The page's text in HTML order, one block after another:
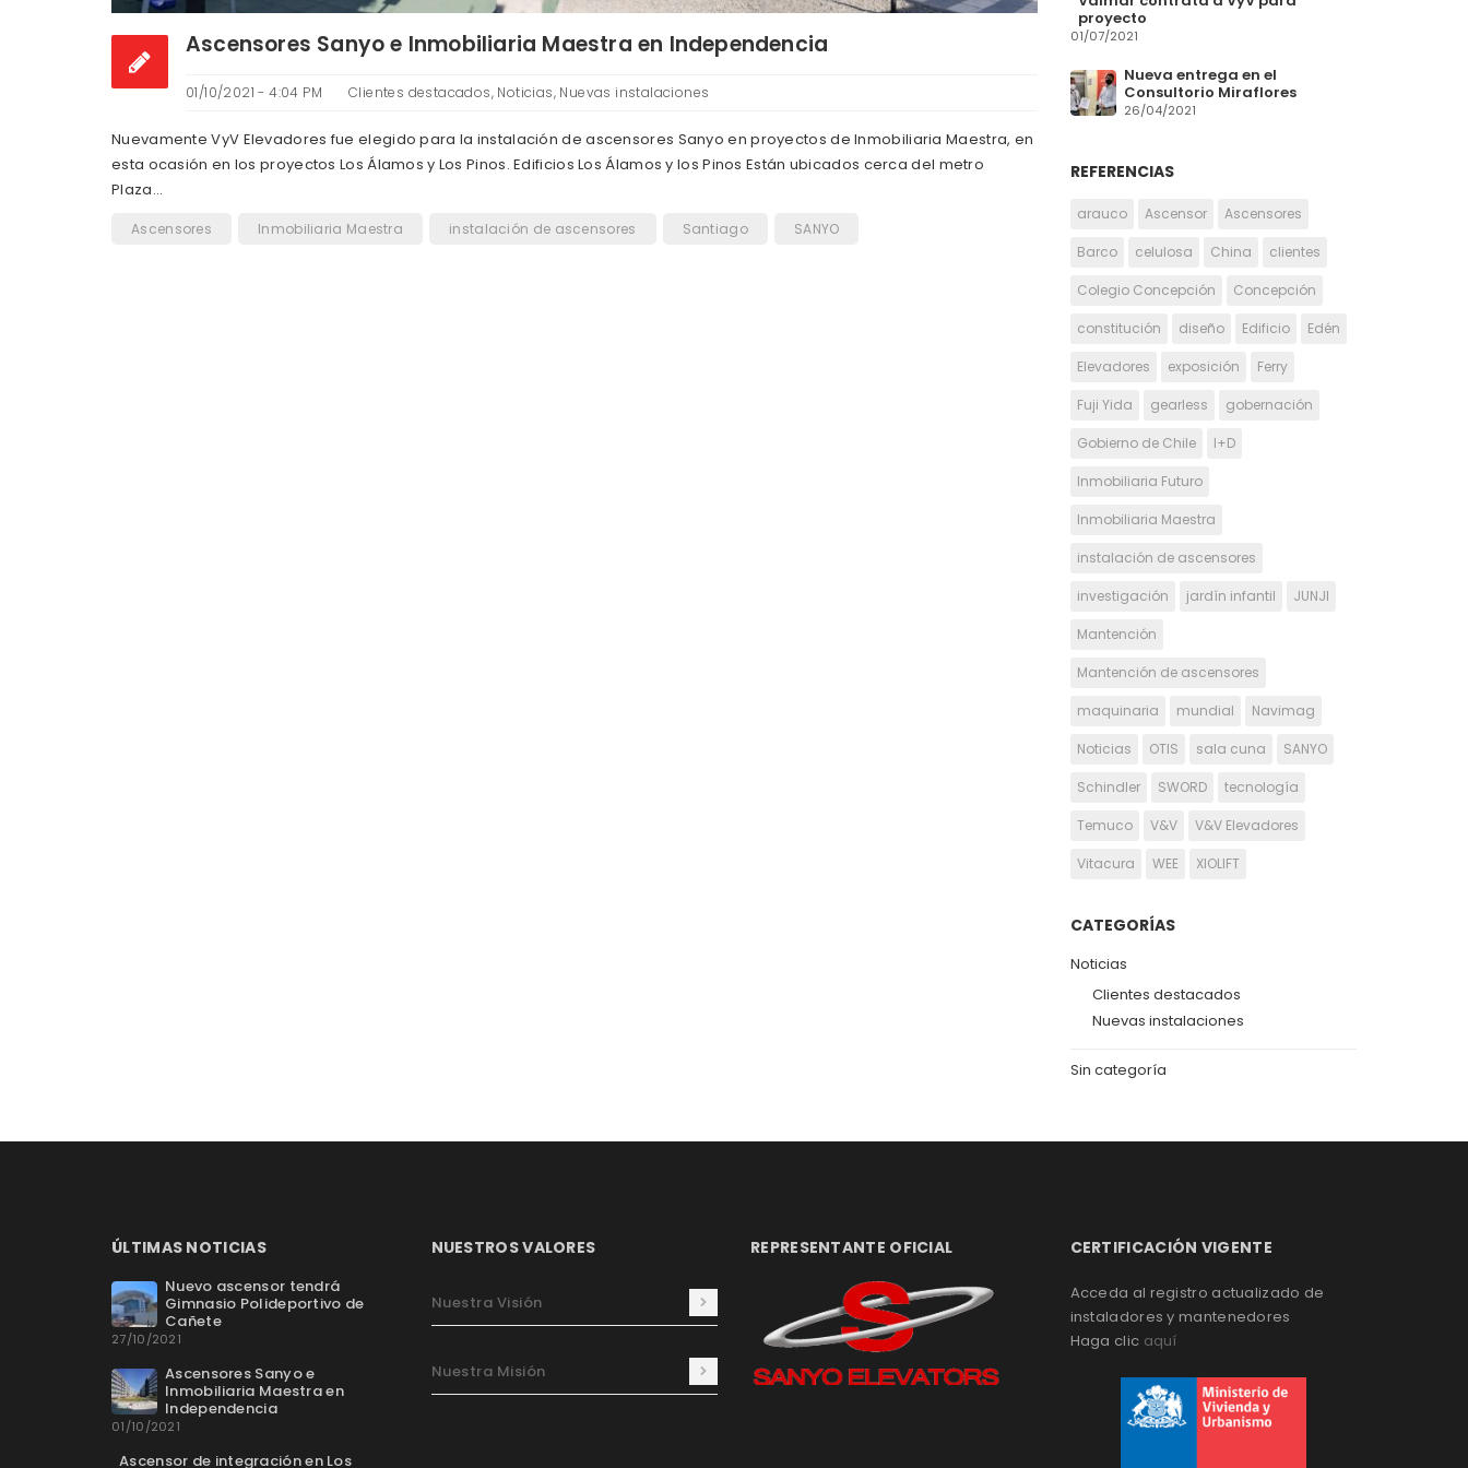
Ascensores Sanyo e Inmobiliaria Maestra en Independencia
01/10/2021 - 4:04 PM Clientes destacados, Noticias, Nuevas instalaciones
Nuevamente VyV Elevadores fue elegido para la instalación de ascensores Sanyo en proyectos de Inmobiliaria Maestra, en
esta ocasión en los proyectos Los Álamos y Los Pinos. Edificios Los Álamos y los Pinos Están ubicados cerca del metro
Plaza…
Ascensores Inmobiliaria Maestra instalación de ascensores Santiago SANYO
proyecto
01/07/2021
Nueva entrega en el
Consultorio Miraflores
26/04/2021
REFERENCIAS
arauco Ascensor Ascensores
Barco celulosa China clientes
Colegio Concepción Concepción
constitución diseño Edificio Edén
Elevadores exposición Ferry
Fuji Yida gearless gobernación
Gobierno de Chile I+D
Inmobiliaria Futuro
Inmobiliaria Maestra
instalación de ascensores
investigación jardín infantil JUNJI
Mantención
Mantención de ascensores
maquinaria mundial Navimag
Noticias OTIS sala cuna SANYO
Schindler SWORD tecnología
Temuco V&V V&V Elevadores
Vitacura WEE XIOLIFT
CATEGORÍAS
Noticias
Clientes destacados
Nuevas instalaciones
Sin categoría
ÚLTIMAS NOTICIAS
Nuevo ascensor tendrá
Gimnasio Polideportivo de
Cañete
27/10/2021
Ascensores Sanyo e
Inmobiliaria Maestra en
Independencia
01/10/2021
Ascensor de integración en Los
NUESTROS VALORES
Nuestra Visión
Nuestra Misión
REPRESENTANTE OFICIAL CERTIFICACIÓN VIGENTE
Acceda al registro actualizado de
instaladores y mantenedores
Haga clic aquí